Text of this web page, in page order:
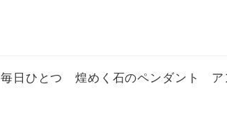
毎日ひとつ 煌めく石のペンダント ア